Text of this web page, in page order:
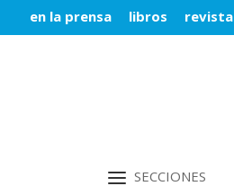
en la prensa libros revista
SECCIONES